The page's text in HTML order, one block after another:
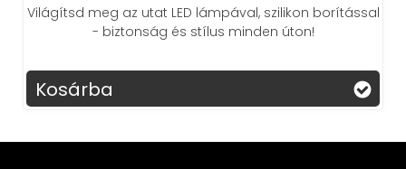
Világítsd meg az utat LED lámpával, szilikon borítással
- biztonság és stílus minden úton!
Kosárba